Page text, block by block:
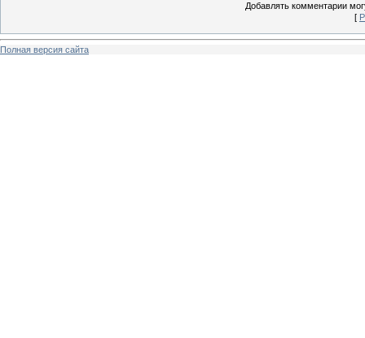
Добавлять комментарии
[
Полная версия сайта